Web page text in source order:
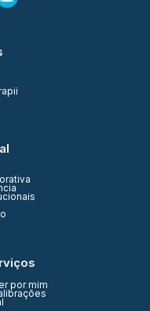
por mim